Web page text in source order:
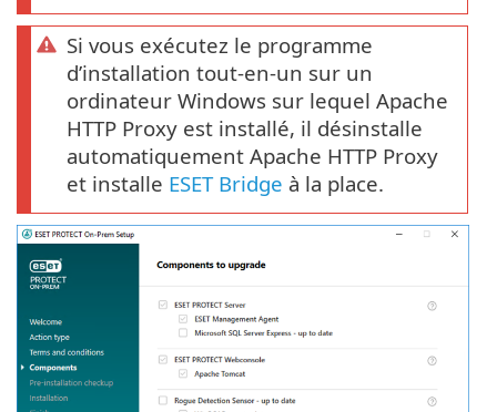
Si vous exécutez le programme
d’installation tout-en-un sur un
ordinateur Windows sur lequel Apache
HTTP Proxy est installé, il désinstalle
automatiquement Apache HTTP Proxy
et installe ESET Bridge à la place.